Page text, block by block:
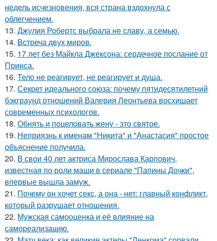
недель исчезновения, вся страна вздохнула с
облегчением.
13. Джулия Робертс выбрала не славу, а семью.
14. Bcтреча двух миров.
15. 17 лет без Майкла Джексона: сердечное послание от
Принса.
16. Тело не реагирует, не реагирует и душа.
17. Секрет идеального союза: почему пятидесятилетний
бэкграунд отношений Валерия Леонтьева восхищает
современных психологов.
18. Обнять и поцеловать жену - это святое.
19. Неприязнь к именам "Никита" и "Анастасия" простое
объяснение получила.
20. В свои 40 лет актриса Мирослава Карпович,
известная по роли маши в сериале "Папины Дочки",
впервые вышла замуж.
21. Почему он хочет секс, а она - нет: главный конфликт,
который разрушает отношения.
22. Мужская самооценка и её влияние на
самореализацию.